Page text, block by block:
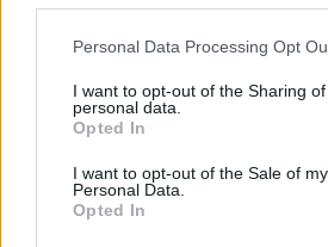
Please note that this website/app
not limited to your visit or usage
grant or deny consent to Google and
use your data for below specified
consent section.
Personal Data Processing Opt
I want to opt-out of the Sharing
personal data.
Opted In
I want to opt-out of the Sale of my
Personal Data.
Opted In
δεν ήταν κανείς και ότι
από λίγο παραδέχθηκε ότι
ότι θα πάρει το παιδί το
μαζί μου. Τη ρώτησα γιατί θα
μας γιο και μου είπε ότι αυτό